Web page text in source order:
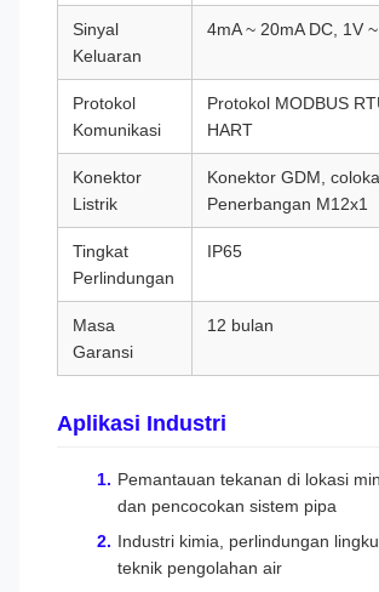
Sinyal
Keluaran
4mA ~ 20mA DC, 1V
Protokol
Komunikasi
Protokol MODBUS
HART
Konektor
Listrik
Konektor GDM,
Penerbangan M12x1
Tingkat
Perlindungan
IP65
Masa
Garansi
12 bulan
Aplikasi Industri
Pemantauan tekanan di lokasi
dan pencocokan sistem pipa
Industri kimia, perlindungan
teknik pengolahan air